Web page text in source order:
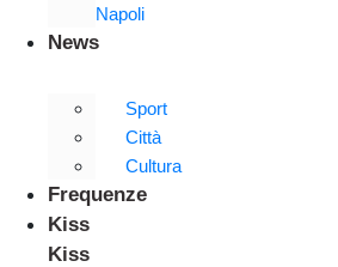
Napoli
News
Sport
Città
Cultura
Frequenze
Kiss
Kiss